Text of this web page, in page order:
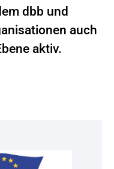
dbb und
auch
aktiv.